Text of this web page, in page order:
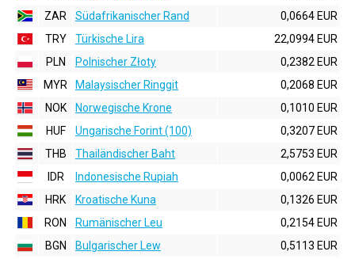
ZAR
Südafrikanischer Rand
0,0664 EUR
TRY
Türkische Lira
22,0994 EUR
PLN
Polnischer Złoty
0,2382 EUR
MYR
Malaysischer Ringgit
0,2068 EUR
NOK
Norwegische Krone
0,1010 EUR
HUF
Ungarische Forint (100)
0,3207 EUR
THB
Thailändischer Baht
2,5753 EUR
IDR
Indonesische Rupiah
0,0062 EUR
HRK
Kroatische Kuna
0,1326 EUR
RON
Rumänischer Leu
0,2154 EUR
BGN
Bulgarischer Lew
0,5113 EUR